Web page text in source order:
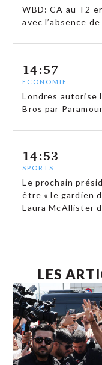
WBD: CA au T2
avec l’absence
14:57
ECONOMIE
Londres autorise
Bros par
14:53
SPORTS
Le prochain
être « le gardien
Laura McAllister
LES